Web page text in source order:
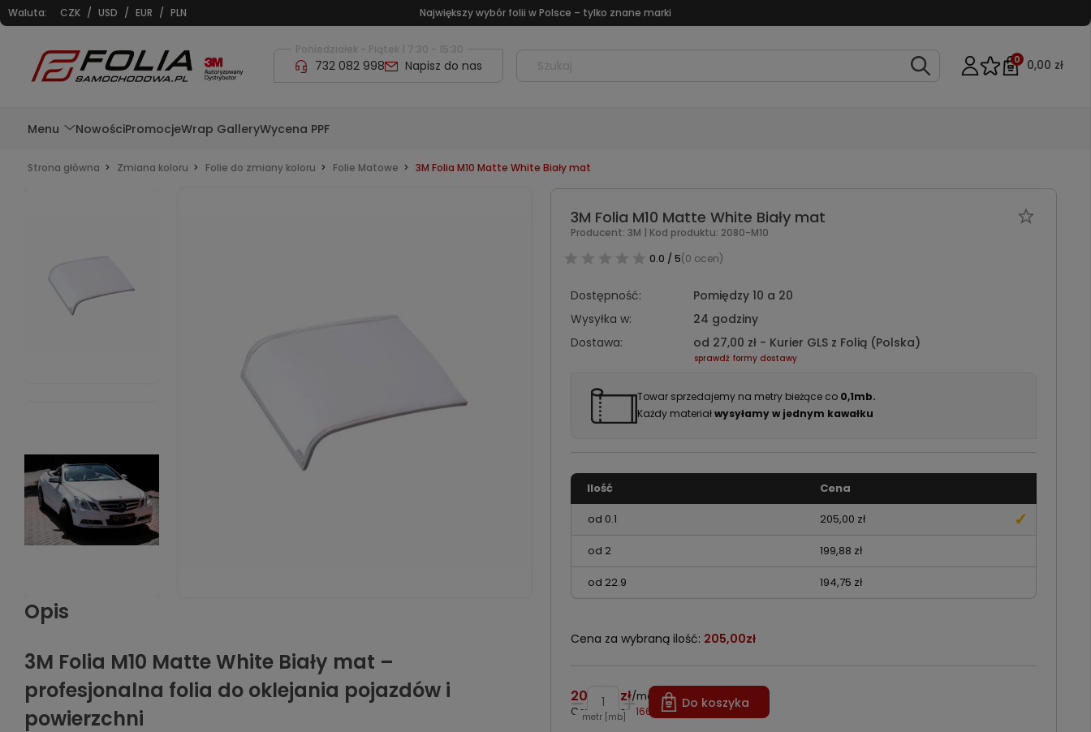
Waluta: CZK / USD / EUR / PLN Największy wybór folii w Polsce – tylko znane marki
Poniedziałek - Piątek | 7:30 - 15:30
732 082 998 Napisz do nas 0,00 zł
0
Menu NowościPromocjeWrap GalleryWycena PPF
Strona główna Zmiana koloru Folie do zmiany koloru Folie Matowe 3M Folia M10 Matte White Biały mat
Opis
3M Folia M10 Matte White Biały mat –
profesjonalna folia do oklejania pojazdów i
powierzchni
3M Folia M10 Matte White Biały mat
Producent: 3M | Kod produktu: 2080-M10
0.0 / 5(0 ocen)
Dostępność:
Pomiędzy 10 a 20
Wysyłka w:
24 godziny
Dostawa:
od 27,00 zł - Kurier GLS z Folią (Polska)
sprawdź formy dostawy
Towar sprzedajemy na metry bieżące co 0,1mb.
Każdy materiałwysyłamy w jednym kawałku
Ilość
Cena
od 0.1
205,00 zł
od 2 199,88 zł
od 22.9 194,75 zł
Cena za wybraną ilość: 205,00zł
205,00 zł/metr [mb]
Cena netto: 166,67 zł
metr [mb]
Do koszyka